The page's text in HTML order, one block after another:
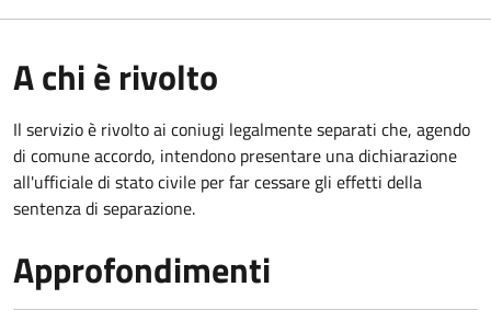
A chi è rivolto
Il servizio è rivolto ai coniugi legalmente separati che, agendo
di comune accordo, intendono presentare una dichiarazione
all'ufficiale di stato civile per far cessare gli effetti della
sentenza di separazione.
Approfondimenti